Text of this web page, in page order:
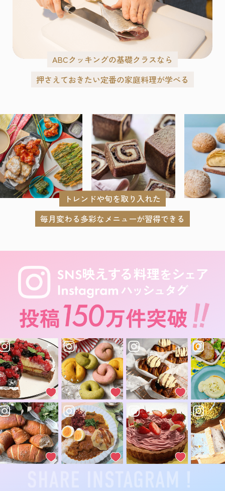
ABCクッキングの基礎クラスなら
押さえておきたい定番の家庭料理が学べる
トレンドや旬を取り入れた
毎月変わる多彩なメニューが習得できる